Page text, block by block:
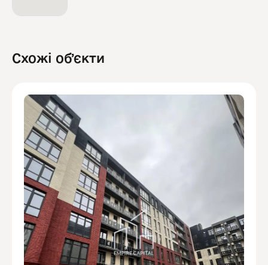
Схожі обʼєкти